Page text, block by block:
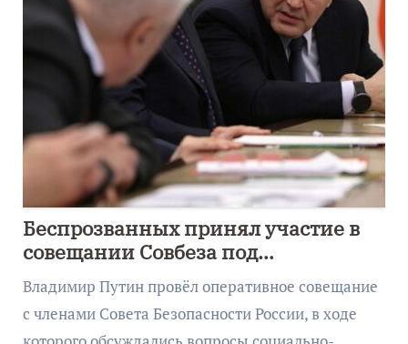
Беспрозванных принял участие в
совещании Совбеза под
руководством Путина
Владимир Путин провёл оперативное совещание
с членами Совета Безопасности России, в ходе